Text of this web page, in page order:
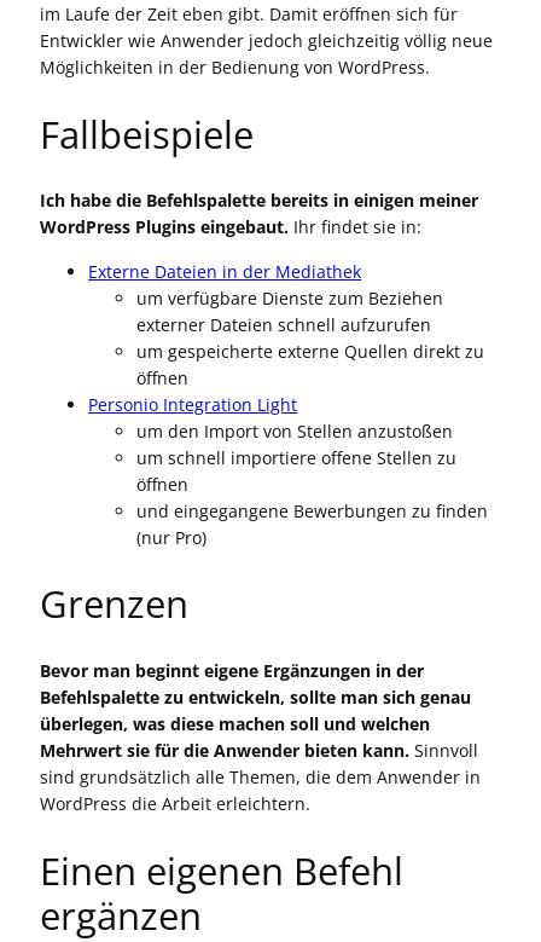
im Laufe der Zeit eben gibt. Damit eröffnen sich für
Entwickler wie Anwender jedoch gleichzeitig völlig neue
Möglichkeiten in der Bedienung von WordPress.
Fallbeispiele
Ich habe die Befehlspalette bereits in einigen meiner
WordPress Plugins eingebaut. Ihr findet sie in:
Externe Dateien in der Mediathek
um verfügbare Dienste zum Beziehen
externer Dateien schnell aufzurufen
um gespeicherte externe Quellen direkt zu
öffnen
Personio Integration Light
um den Import von Stellen anzustoßen
um schnell importiere offene Stellen zu
öffnen
und eingegangene Bewerbungen zu finden
(nur Pro)
Grenzen
Bevor man beginnt eigene Ergänzungen in der
Befehlspalette zu entwickeln, sollte man sich genau
überlegen, was diese machen soll und welchen
Mehrwert sie für die Anwender bieten kann. Sinnvoll
sind grundsätzlich alle Themen, die dem Anwender in
WordPress die Arbeit erleichtern.
Einen eigenen Befehl
ergänzen